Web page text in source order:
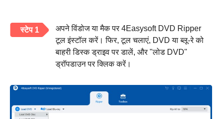
स्टेप 1
अपने विंडोज या मैक पर 4Easysoft DVD Ripper
टूल इंस्टॉल करें। फिर, टूल चलाएं, DVD या ब्लू-रे को
बाहरी डिस्क ड्राइव पर डालें, और "लोड DVD"
ड्रॉपडाउन पर क्लिक करें।